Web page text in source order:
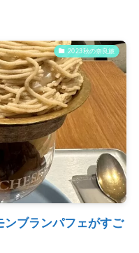
2023秋の奈良旅
ブランパフェがすご